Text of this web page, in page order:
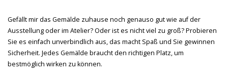
Gefällt mir das Gemälde zuhause noch genauso gut wie auf der
Ausstellung oder im Atelier? Oder ist es nicht viel zu groß? Probieren
Sie es einfach unverbindlich aus, das macht Spaß und Sie gewinnen
Sicherheit. Jedes Gemälde braucht den richtigen Platz, um
bestmöglich wirken zu können.